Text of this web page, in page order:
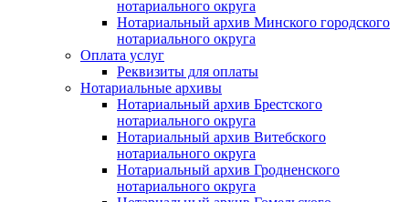
нотариального округа
Нотариальный архив Минского городского
нотариального округа
Оплата услуг
Реквизиты для оплаты
Нотариальные архивы
Нотариальный архив Брестского
нотариального округа
Нотариальный архив Витебского
нотариального округа
Нотариальный архив Гродненского
нотариального округа